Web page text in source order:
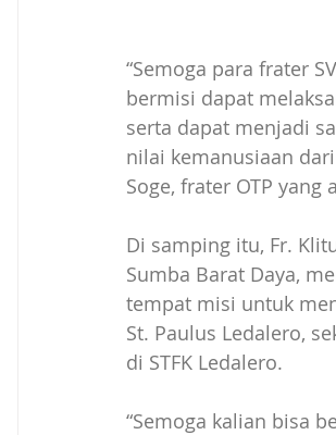
“Semoga para frater
bermisi dapat
serta dapat menjadi
nilai kemanusiaan
Soge, frater OTP
Di samping itu, Fr.
Sumba Barat Daya,
tempat misi untuk
St. Paulus Ledalero,
di STFK Ledalero.
“Semoga kalian bisa